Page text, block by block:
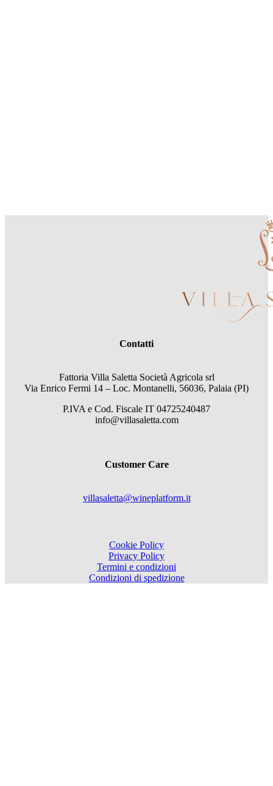
Contatti
Fattoria Villa Saletta Società Agricola srl
Via Enrico Fermi 14 – Loc. Montanelli, 56036, Palaia (PI)
P.IVA e Cod. Fiscale IT 04725240487
info@villasaletta.com
Customer Care
villasaletta@wineplatform.it
Cookie Policy
Privacy Policy
Termini e condizioni
Condizioni di spedizione